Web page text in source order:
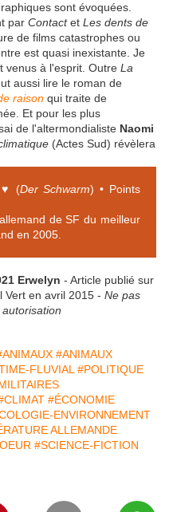
sont évoquées.
par Contactet Les dents de
de films catastrophes ou
est quasi inexistante. Je
venus à l'esprit. Outre La
aussi lire le roman de
raison qui traite de
Et pour les plus
de l'altermondialiste Naomi
(Actes Sud) révèlera
(Der Schwarm) • Points
de SF du meilleur
en 2005.
Erwelyn - Article publié sur
Vert en avril 2015 - Ne pas
#ANIMAUX
FLUVIAL #POLITIQUE
#ÉCONOMIE
ENVIRONNEMENT
ALLEMANDE
#SCIENCE-FICTION